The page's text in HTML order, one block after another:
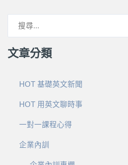
文章分類
HOT 基礎英文新聞
HOT 用英文聊時事
一對一課程心得
企業內訓